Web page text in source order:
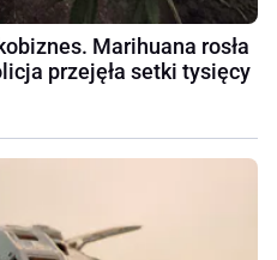
Marihuana rosła
przejęła setki tysięcy